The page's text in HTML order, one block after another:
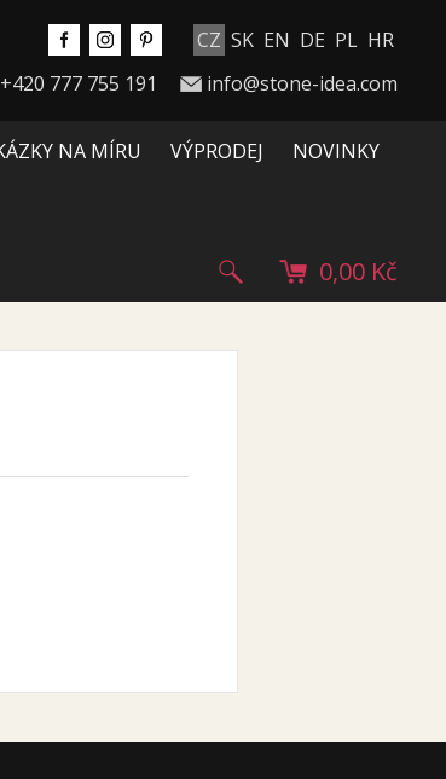
CZ SK EN DE PL HR
+420 777 755 191
info@stone-idea.com
NA MÍRU VÝPRODEJ NOVINKY
0,00 Kč